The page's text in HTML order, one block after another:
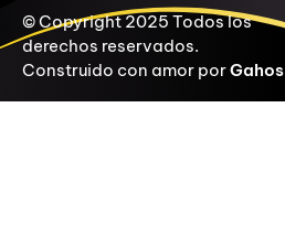
© Copyright 2025 Todos los
derechos reservados.
Construido con amor porGahos